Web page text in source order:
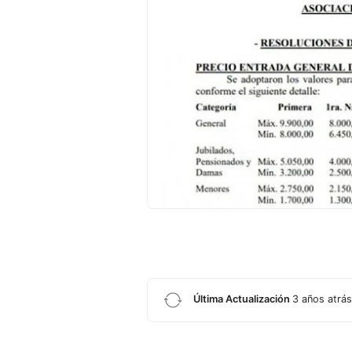
Última Actualización 3 años atrás